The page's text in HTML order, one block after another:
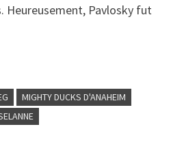
Heureusement, Pavlosky fut
MIGHTY DUCKS D'ANAHEIM